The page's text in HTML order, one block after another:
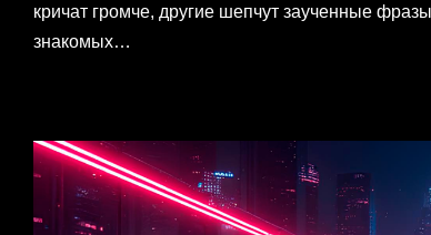
кричат громче, другие шепчут заученные
знакомых…